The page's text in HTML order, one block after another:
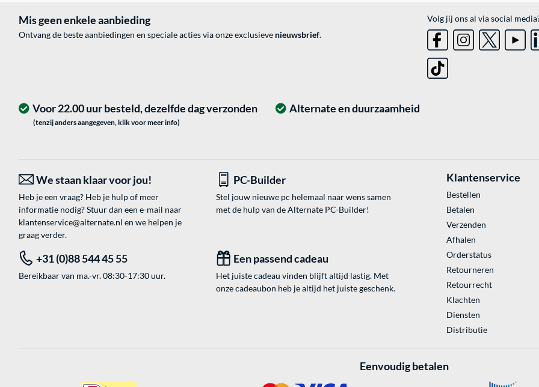
Mis geen enkele aanbieding
Ontvang de beste aanbiedingen en speciale acties via onze exclusieve nieuwsbrief.
Volg jij ons al via social
Alternate en duurzaamheid
Voor 22.00 uur besteld, dezelfde dag verzonden
(tenzij anders aangegeven, klik voor meer info)
We staan klaar voor jou!
Heb je een vraag? Heb je hulp of meer
informatie nodig? Stuur dan een e-mail naar
klantenservice@alternate.nl en we helpen je
graag verder.
PC-Builder
Stel jouw nieuwe pc helemaal naar wens samen
met de hulp van de Alternate PC-Builder!
+31 (0)88 544 45 55
Bereikbaar van ma.-vr. 08:30-17:30 uur.
Een passend cadeau
Het juiste cadeau vinden blijft altijd lastig. Met
onze cadeaubon heb je altijd het juiste geschenk.
Klantenservice
Bestellen
Betalen
Verzenden
Afhalen
Orderstatus
Retourneren
Retourrecht
Klachten
Diensten
Distributie
Eenvoudig betalen